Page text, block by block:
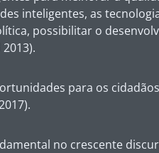
inteligentes, as
possibilitar o
para os
no crescente